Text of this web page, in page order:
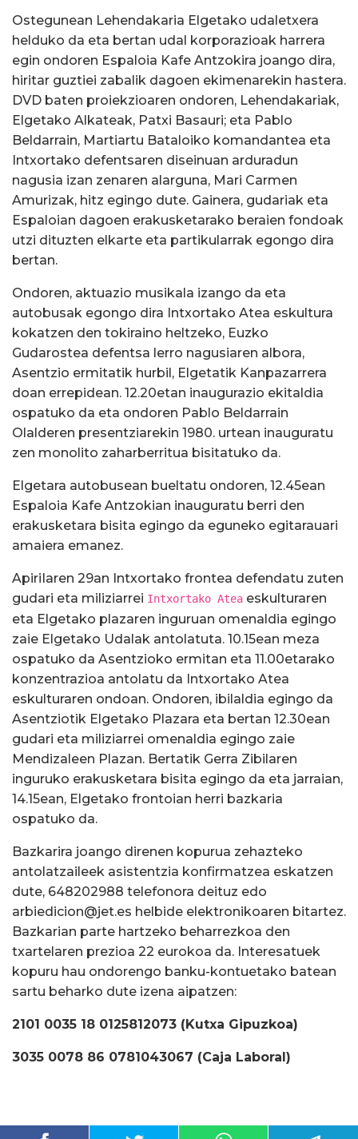
Ostegunean Lehendakaria Elgetako udaletxera
helduko da eta bertan udal korporazioak harrera
egin ondoren Espaloia Kafe Antzokira joango dira,
hiritar guztiei zabalik dagoen ekimenarekin hastera.
DVD baten proiekzioaren ondoren, Lehendakariak,
Elgetako Alkateak, Patxi Basauri; eta Pablo
Beldarrain, Martiartu Bataloiko komandantea eta
Intxortako defentsaren diseinuan arduradun
nagusia izan zenaren alarguna, Mari Carmen
Amurizak, hitz egingo dute. Gainera, gudariak eta
Espaloian dagoen erakusketarako beraien fondoak
utzi dituzten elkarte eta partikularrak egongo dira
bertan.
Ondoren, aktuazio musikala izango da eta
autobusak egongo dira Intxortako Atea eskultura
kokatzen den tokiraino heltzeko, Euzko
Gudarostea defentsa lerro nagusiaren albora,
Asentzio ermitatik hurbil, Elgetatik Kanpazarrera
doan errepidean. 12.20etan inaugurazio ekitaldia
ospatuko da eta ondoren Pablo Beldarrain
Olalderen presentziarekin 1980. urtean inauguratu
zen monolito zaharberritua bisitatuko da.
Elgetara autobusean bueltatu ondoren, 12.45ean
Espaloia Kafe Antzokian inauguratu berri den
erakusketara bisita egingo da eguneko egitarauari
amaiera emanez.
ApiriIaren 29an Intxortako frontea defendatu zuten
gudari eta miliziarrei Intxortako Atea eskulturaren
eta Elgetako plazaren inguruan omenaldia egingo
zaie Elgetako Udalak antolatuta. 10.15ean meza
ospatuko da Asentzioko ermitan eta 11.00etarako
konzentrazioa antolatu da Intxortako Atea
eskulturaren ondoan. Ondoren, ibilaldia egingo da
Asentziotik Elgetako Plazara eta bertan 12.30ean
gudari eta miliziarrei omenaldia egingo zaie
Mendizaleen Plazan. Bertatik Gerra Zibilaren
inguruko erakusketara bisita egingo da eta jarraian,
14.15ean, Elgetako frontoian herri bazkaria
ospatuko da.
Bazkarira joango direnen kopurua zehazteko
antolatzaileek asistentzia konfirmatzea eskatzen
dute, 648202988 telefonora deituz edo
arbiedicion@jet.es helbide elektronikoaren bitartez.
Bazkarian parte hartzeko beharrezkoa den
txartelaren prezioa 22 eurokoa da. Interesatuek
kopuru hau ondorengo banku-kontuetako batean
sartu beharko dute izena aipatzen:
2101 0035 18 0125812073 (Kutxa Gipuzkoa)
3035 0078 86 0781043067 (Caja Laboral)